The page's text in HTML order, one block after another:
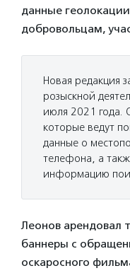
данные
добровольцам,
Новая редакция
розыскной
июля 2021 года.
которые ведут
данные о
телефона, а
информацию
Леонов арендовал
баннеры с
оскаросного